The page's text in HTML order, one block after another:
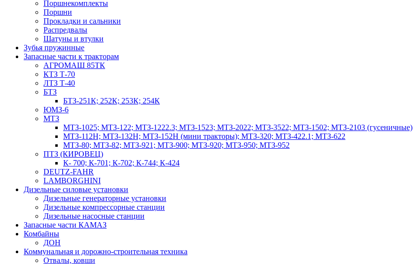
Поршнекомплекты
Поршни
Прокладки и сальники
Распредвалы
Шатуны и втулки
Зубья пружинные
Запасные части к тракторам
АГРОМАШ 85ТК
КТЗ Т-70
ЛТЗ Т-40
БТЗ
БТЗ-251К; 252К; 253К; 254К
ЮМЗ-6
МТЗ
МТЗ-1025; МТЗ-122; МТЗ-1222.3; МТЗ-1523; МТЗ-2022; МТЗ-3522; МТЗ-1502; МТЗ-2103 (гусеничные)
МТЗ-112Н; МТЗ-132Н; МТЗ-152Н (мини тракторы); МТЗ-320; МТЗ-422.1; МТЗ-622
МТЗ-80; МТЗ-82; МТЗ-921; МТЗ-900; МТЗ-920; МТЗ-950; МТЗ-952
ПТЗ (КИРОВЕЦ)
К- 700; К-701; К-702; К-744; К-424
DEUTZ-FAHR
LAMBORGHINI
Дизельные силовые установки
Дизельные генераторные установки
Дизельные компрессорные станции
Дизельные насосные станции
Запасные части КАМАЗ
Комбайны
ДОН
Коммунальная и дорожно-строительная техника
Отвалы, ковши